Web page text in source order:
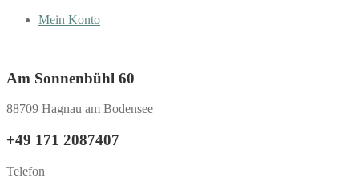
Mein Konto
Am Sonnenbühl 60
88709 Hagnau am Bodensee
+49 171 2087407
Telefon